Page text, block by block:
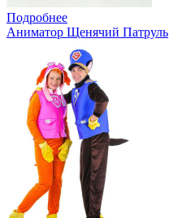
Подробнее
Аниматор Щенячий Патруль